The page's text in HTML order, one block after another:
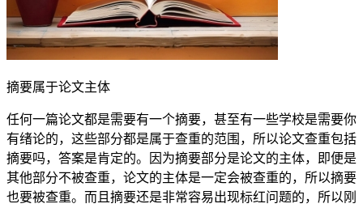
摘要属于论文主体
任何一篇论文都是需要有一个摘要，甚至有一些学校是需要你
有绪论的，这些部分都是属于查重的范围，所以论文查重包括
摘要吗，答案是肯定的。因为摘要部分是论文的主体，即便是
其他部分不被查重，论文的主体是一定会被查重的，所以摘要
也要被查重。而且摘要还是非常容易出现标红问题的，所以刚